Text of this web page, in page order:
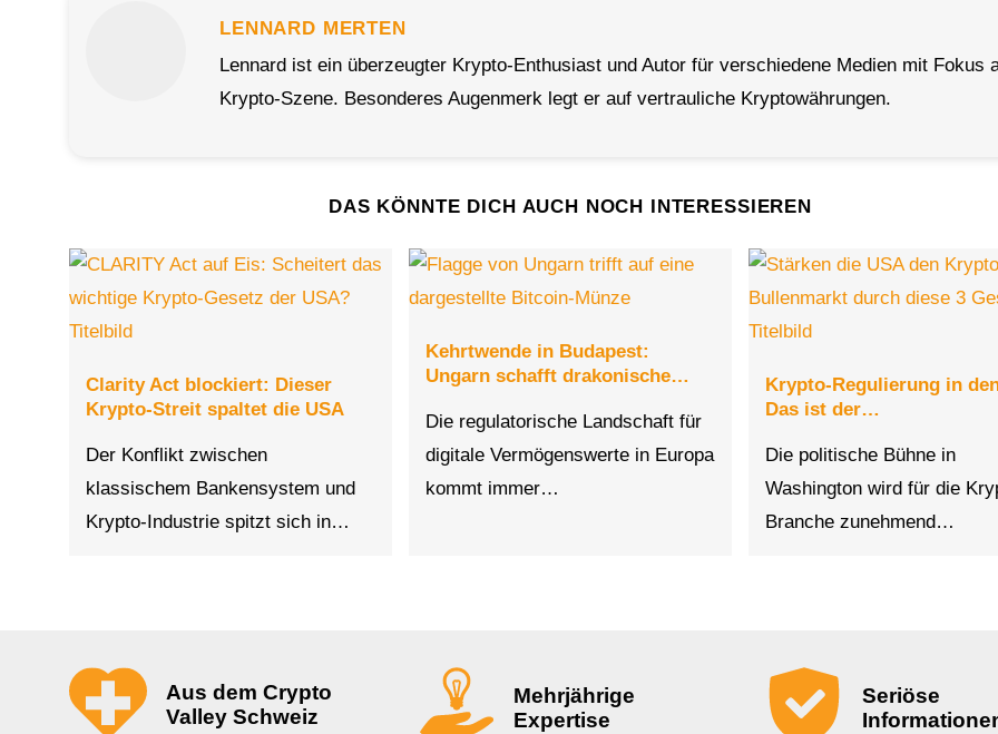
LENNARD MERTEN
Lennard ist ein überzeugter Krypto-Enthusiast und Autor für verschiedene Medien mit Fokus
Krypto-Szene. Besonderes Augenmerk legt er auf vertrauliche Kryptowährungen.
DAS KÖNNTE DICH AUCH NOCH INTERESSIEREN
Clarity Act blockiert: Dieser
Krypto-Streit spaltet die USA
Der Konflikt zwischen
klassischem Bankensystem und
Krypto-Industrie spitzt sich in…
Kehrtwende in Budapest:
Ungarn schafft drakonische…
Die regulatorische Landschaft für
digitale Vermögenswerte in Europa
kommt immer…
Krypto-Regulierung in
Das ist der…
Die politische Bühne in
Washington wird für die
Branche zunehmend…
Aus dem Crypto
Valley Schweiz
Mehrjährige
Expertise
Seriöse